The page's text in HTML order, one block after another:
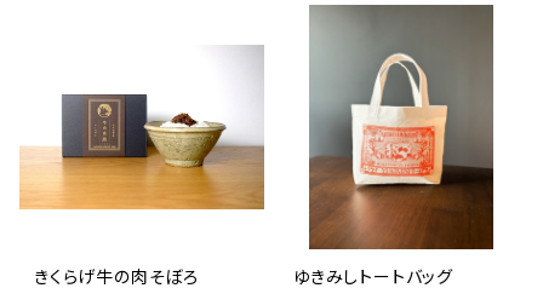
きくらげ牛の肉そぼろ
ゆきみしトートバッグ